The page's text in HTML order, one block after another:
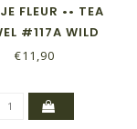
FLEUR •• TEA
#117A WILD
WEAVE
€11,90